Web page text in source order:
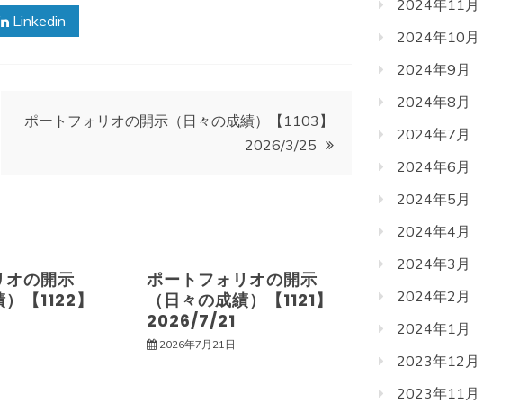
Linkedin
ポートフォリオの開示（日々の成績）【1103】
2026/3/25
オの開示
【1122】
ポートフォリオの開示
（日々の成績）【1121】
2026/7/21
2026年7月21日
2024年11月
2024年10月
2024年9月
2024年8月
2024年7月
2024年6月
2024年5月
2024年4月
2024年3月
2024年2月
2024年1月
2023年12月
2023年11月